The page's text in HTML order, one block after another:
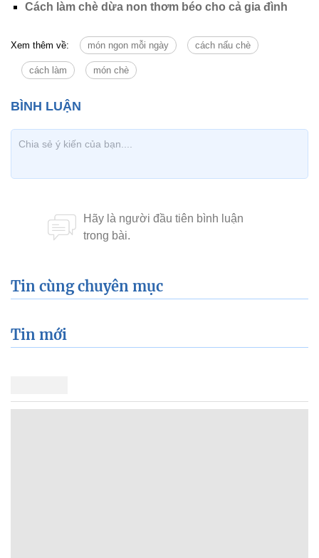
Cách làm chè dừa non thơm béo cho cả gia đình
Xem thêm về: món ngon mỗi ngày cách nấu chè
cách làm món chè
Tin cùng chuyên mục
Tin mới